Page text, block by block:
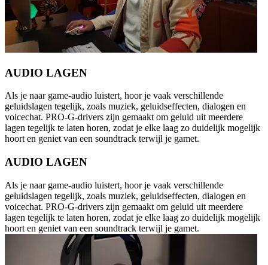
AUDIO LAGEN
Als je naar game-audio luistert, hoor je vaak verschillende
geluidslagen tegelijk, zoals muziek, geluidseffecten, dialogen en
voicechat. PRO-G-drivers zijn gemaakt om geluid uit meerdere
lagen tegelijk te laten horen, zodat je elke laag zo duidelijk mogelijk
hoort en geniet van een soundtrack terwijl je gamet.
AUDIO LAGEN
Als je naar game-audio luistert, hoor je vaak verschillende
geluidslagen tegelijk, zoals muziek, geluidseffecten, dialogen en
voicechat. PRO-G-drivers zijn gemaakt om geluid uit meerdere
lagen tegelijk te laten horen, zodat je elke laag zo duidelijk mogelijk
hoort en geniet van een soundtrack terwijl je gamet.